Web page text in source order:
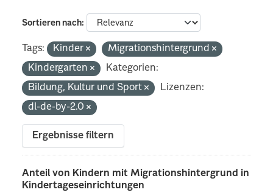
Sortieren nach
Tags: Kinder
Migrationshintergrund
Kindergarten
Kategorien:
Bildung, Kultur und Sport
Lizenzen:
dl-de-by-2.0
Ergebnisse filtern
Anteil von Kindern mit Migrationshintergrund in
Kindertageseinrichtungen